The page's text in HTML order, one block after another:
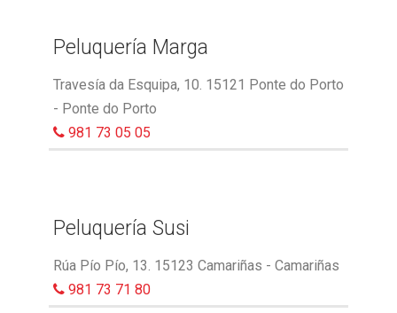
Peluquería Marga
Travesía da Esquipa, 10. 15121 Ponte do Porto
- Ponte do Porto
981 73 05 05
Peluquería Susi
Rúa Pío Pío, 13. 15123 Camariñas - Camariñas
981 73 71 80